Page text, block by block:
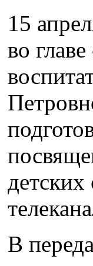
15
во
детских
В